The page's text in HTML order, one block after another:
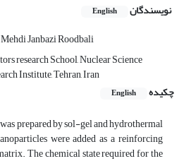
نویسندگان English
Mehdi Janbazi Roodbali
research School, Nuclear Science
Institute, Tehran, Iran
چکیده
English
prepared by sol-gel and hydrothermal
were added as a reinforcing
The chemical state required for the